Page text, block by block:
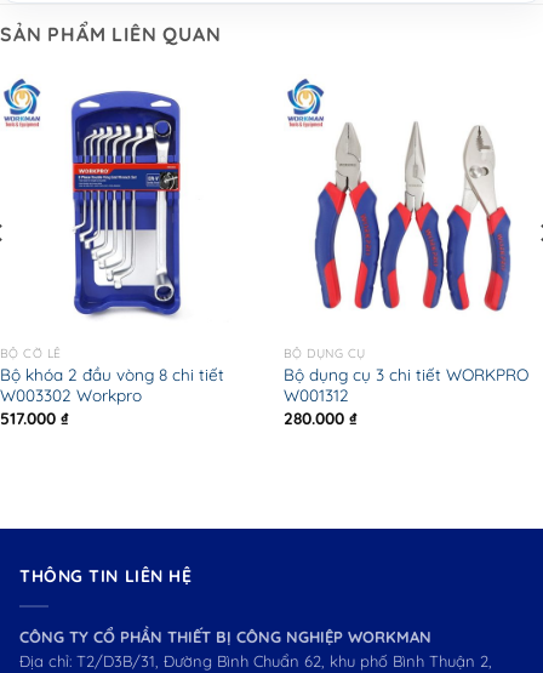
SẢN PHẨM LIÊN QUAN
BỘ CỜ LÊ
Bộ khóa 2 đầu vòng 8 chi tiết
W003302 Workpro
517.000 ₫
BỘ DỤNG CỤ
Bộ dụng cụ 3 chi tiết WORKPRO
W001312
280.000 ₫
THÔNG TIN LIÊN HỆ
CÔNG TY CỔ PHẦN THIẾT BỊ CÔNG NGHIỆP WORKMAN
Địa chỉ: T2/D3B/31, Đường Bình Chuẩn 62, khu phố Bình Thuận 2,